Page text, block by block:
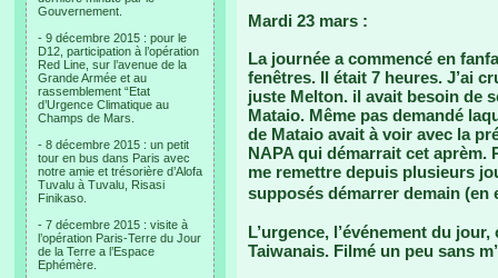
Gouvernement.
- 9 décembre 2015 : pour le
D12, participation à l’opération
Red Line, sur l’avenue de la
Grande Armée et au
rassemblement “Etat
d’Urgence Climatique au
Champs de Mars.
- 8 décembre 2015 : un petit
tour en bus dans Paris avec
notre amie et trésorière d’Alofa
Tuvalu à Tuvalu, Risasi
Finikaso.
- 7 décembre 2015 : visite à
l’opération Paris-Terre du Jour
de la Terre a l’Espace
Ephémère.
Mardi 23 mars :
La journée a commencé en
fenêtres. Il était 7 heures. J’ai
juste Melton. il avait besoin de
Mataio. Même pas demandé
de Mataio avait à voir avec la
NAPA qui démarrait cet aprèm.
me remettre depuis plusieurs
supposés démarrer demain
L’urgence, l’événement du
Taiwanais. Filmé un peu sans